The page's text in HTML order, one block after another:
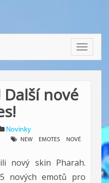
Toggle
Další nové
Novinky
NEW EMOTES NOVÉ
nový skin Pharah.
nových emotů pro